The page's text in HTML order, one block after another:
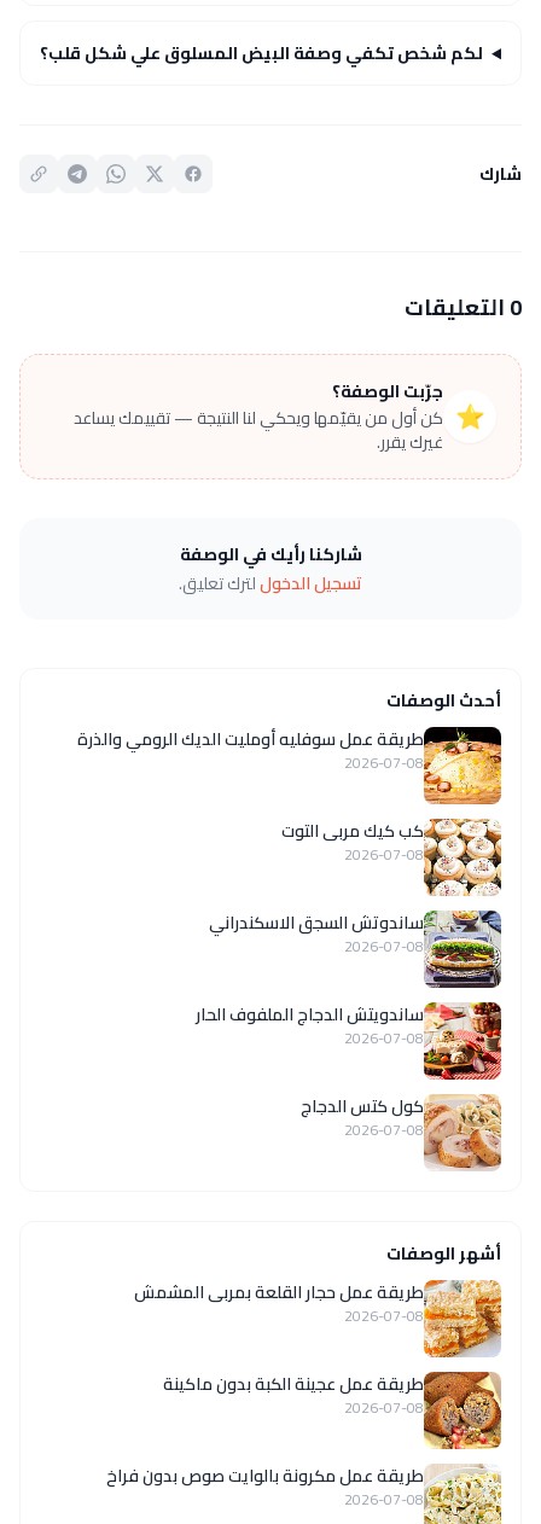
لكم شخص تكفي وصفة البيض المسلوق علي شكل قلب؟
شارك
0 التعليقات
⭐
جرّبت الوصفة؟
كن أول من يقيّمها ويحكي لنا النتيجة — تقييمك يساعد
غيرك يقرر.
شاركنا رأيك في الوصفة
تسجيل الدخوللترك تعليق.
أحدث الوصفات
طريقة عمل سوفليه أومليت الديك الرومي والذرة
2026-07-08
كب كيك مربى التوت
2026-07-08
ساندوتش السجق الاسكندراني
2026-07-08
ساندويتش الدجاج الملفوف الحار
2026-07-08
كول كتس الدجاج
2026-07-08
أشهر الوصفات
طريقة عمل حجار القلعة بمربى المشمش
2026-07-08
طريقة عمل عجينة الكبة بدون ماكينة
2026-07-08
طريقة عمل مكرونة بالوايت صوص بدون فراخ
2026-07-08